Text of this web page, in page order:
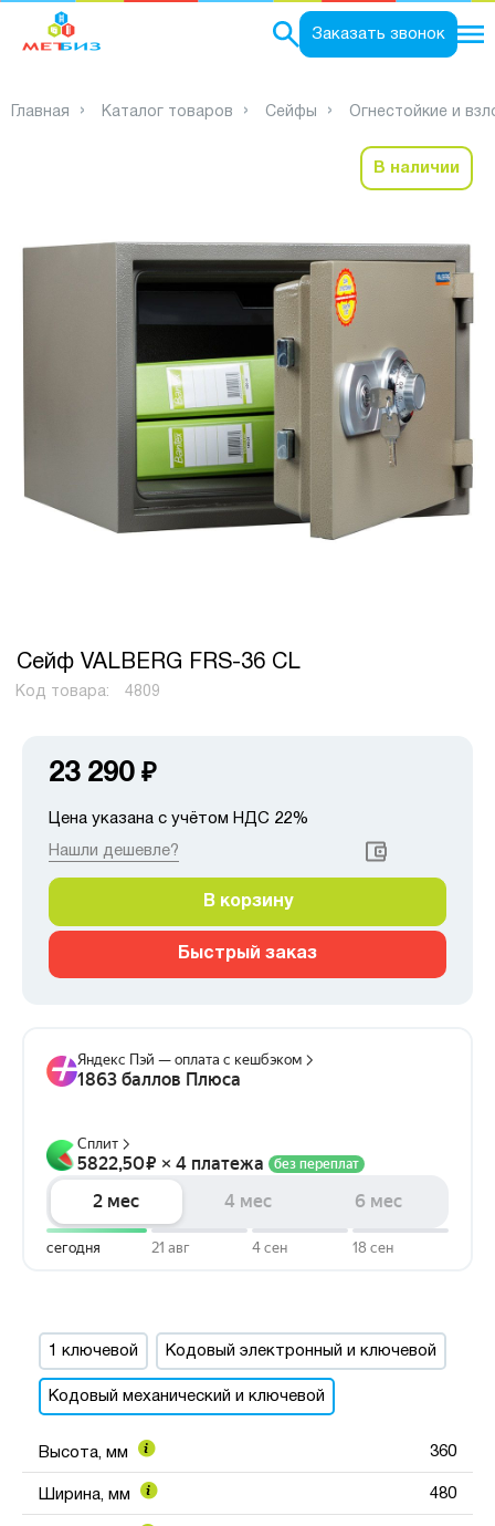
Заказать звонок
Главная Каталог товаров Сейфы Огнестойкие и
В наличии
Сейф VALBERG FRS-36 CL
Код товара: 4809
23 290 ₽
Цена указана с учётом НДС 22%
Нашли дешевле?
В корзину
Быстрый заказ
1 ключевой Кодовый электронный и ключевой
Кодовый механический и ключевой
Высота, мм 360
Ширина, мм 480